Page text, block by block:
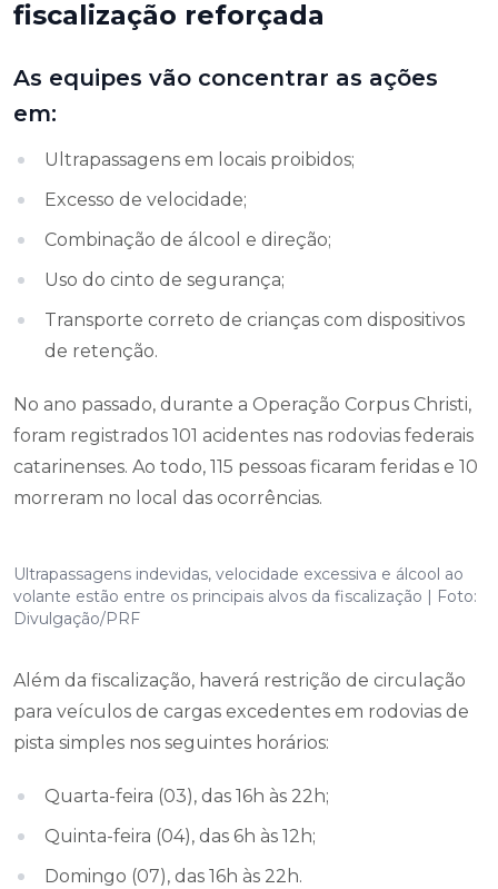
fiscalização reforçada
As equipes vão concentrar as ações
em:
Ultrapassagens em locais proibidos;
Excesso de velocidade;
Combinação de álcool e direção;
Uso do cinto de segurança;
Transporte correto de crianças com dispositivos
de retenção.
No ano passado, durante a Operação Corpus Christi,
foram registrados 101 acidentes nas rodovias federais
catarinenses. Ao todo, 115 pessoas ficaram feridas e 10
morreram no local das ocorrências.
Ultrapassagens indevidas, velocidade excessiva e álcool ao
volante estão entre os principais alvos da fiscalização | Foto:
Divulgação/PRF
Além da fiscalização, haverá restrição de circulação
para veículos de cargas excedentes em rodovias de
pista simples nos seguintes horários:
Quarta-feira (03), das 16h às 22h;
Quinta-feira (04), das 6h às 12h;
Domingo (07), das 16h às 22h.